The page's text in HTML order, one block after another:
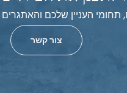
תחומי העניין שלכם
צור קשר